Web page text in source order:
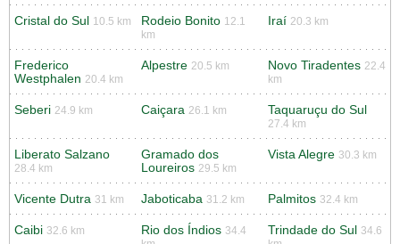
Cristal do Sul 10.5 km Rodeio Bonito 12.1
km
Iraí 20.3 km
Frederico
Westphalen 20.4 km
Alpestre 20.5 km Novo Tiradentes 22.4
km
Seberi 24.9 km Caiçara 26.1 km Taquaruçu do Sul
27.4 km
Liberato Salzano
28.4 km
Gramado dos
Loureiros 29.5 km
Vista Alegre 30.3 km
Vicente Dutra 31 km Jaboticaba 31.2 km Palmitos 32.4 km
Caibi 32.6 km Rio dos Índios 34.4
Trindade do Sul 34.6